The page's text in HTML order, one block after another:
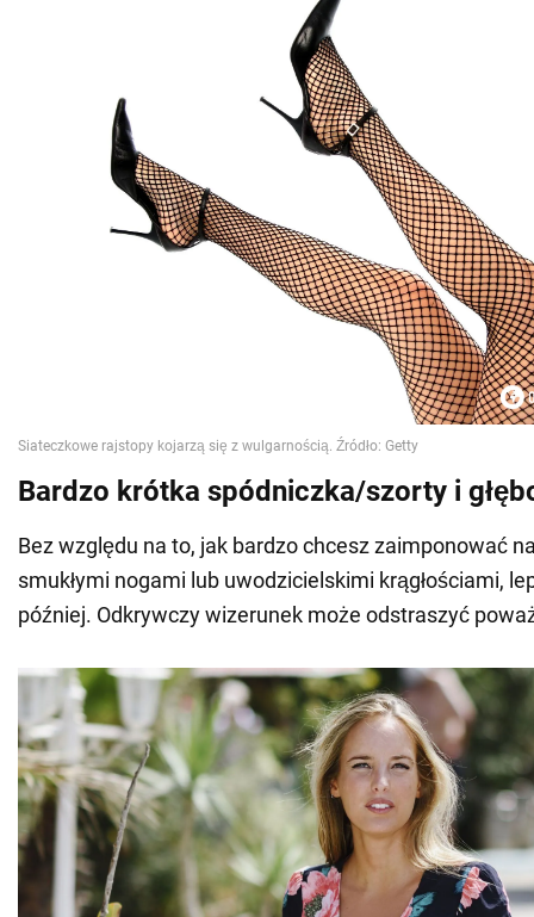
Bardzo krótka spódniczka/szorty i
Bez względu na to, jak bardzo chcesz zaimponować
smukłymi nogami lub uwodzicielskimi krągłościami,
później. Odkrywczy wizerunek może odstraszyć